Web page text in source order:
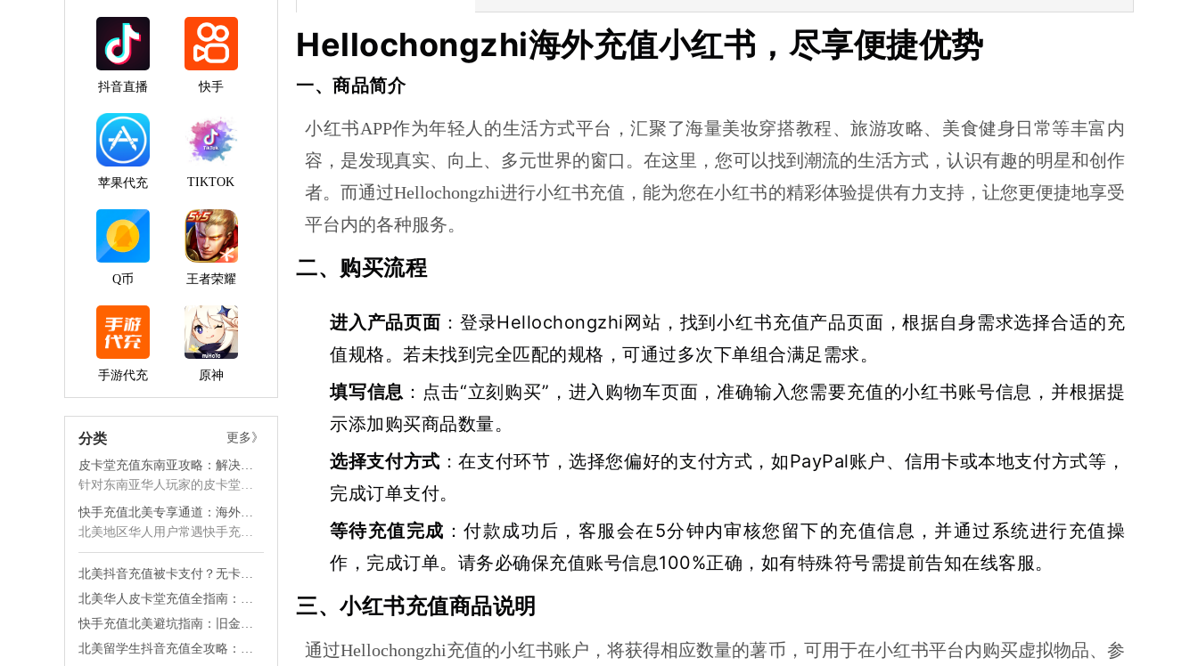
抖音直播 快手
苹果代充 TIKTOK
Q币 王者荣耀
手游代充 原神
分类 更多》
皮卡堂充值东南亚攻略：解决海外支付失败与到账延迟问题
针对东南亚华人玩家的皮卡堂充值难题，专业平台解决银行卡被拒、汇率损失与到账延迟痛点，支持Touch'n Go等本地钱包秒付，零手续费直充皮卡堂金卡，24小时中文客服保障，安全正规渠道避免账号风控风险。
快手充值北美专享通道：海外华人无卡秒充低汇率完整攻略
北美地区华人用户常遇快手充值支付受限、汇率虚高难题。本文详解无需国内信用卡的秒到账充值方案，支持PayPal与外币直付，汇率优于官方渠道20%，彻底解决锁区风控问题，提供7×24小时中文客服保障，让海外充值变得简单安全。
北美抖音充值被卡支付？无卡秒到全攻略解析
北美华人皮卡堂充值全指南：无卡支付秒到金卡实战攻略
快手充值北美避坑指南：旧金山湾区华人零手续费秒到账攻略
北美留学生抖音充值全攻略：秒到账零手续费实操指南
Hellochongzhi海外充值小红书，尽享便捷优势
一、商品简介
小红书APP作为年轻人的生活方式平台，汇聚了海量美妆穿搭教程、旅游攻略、美食健身日常等丰富内
容，是发现真实、向上、多元世界的窗口。在这里，您可以找到潮流的生活方式，认识有趣的明星和创作
者。而通过Hellochongzhi进行小红书充值，能为您在小红书的精彩体验提供有力支持，让您更便捷地享受
平台内的各种服务。
二、购买流程
进入产品页面 ：登录Hellochongzhi网站，找到小红书充值产品页面，根据自身需求选择合适的充
值规格。若未找到完全匹配的规格，可通过多次下单组合满足需求。
填写信息 ：点击“立刻购买”，进入购物车页面，准确输入您需要充值的小红书账号信息，并根据提
示添加购买商品数量。
选择支付方式 ：在支付环节，选择您偏好的支付方式，如PayPal账户、信用卡或本地支付方式等，
完成订单支付。
等待充值完成 ：付款成功后，客服会在5分钟内审核您留下的充值信息，并通过系统进行充值操
作，完成订单。请务必确保充值账号信息100%正确，如有特殊符号需提前告知在线客服。
三、小红书充值商品说明
通过Hellochongzhi充值的小红书账户，将获得相应数量的薯币，可用于在小红书平台内购买虚拟物品、参